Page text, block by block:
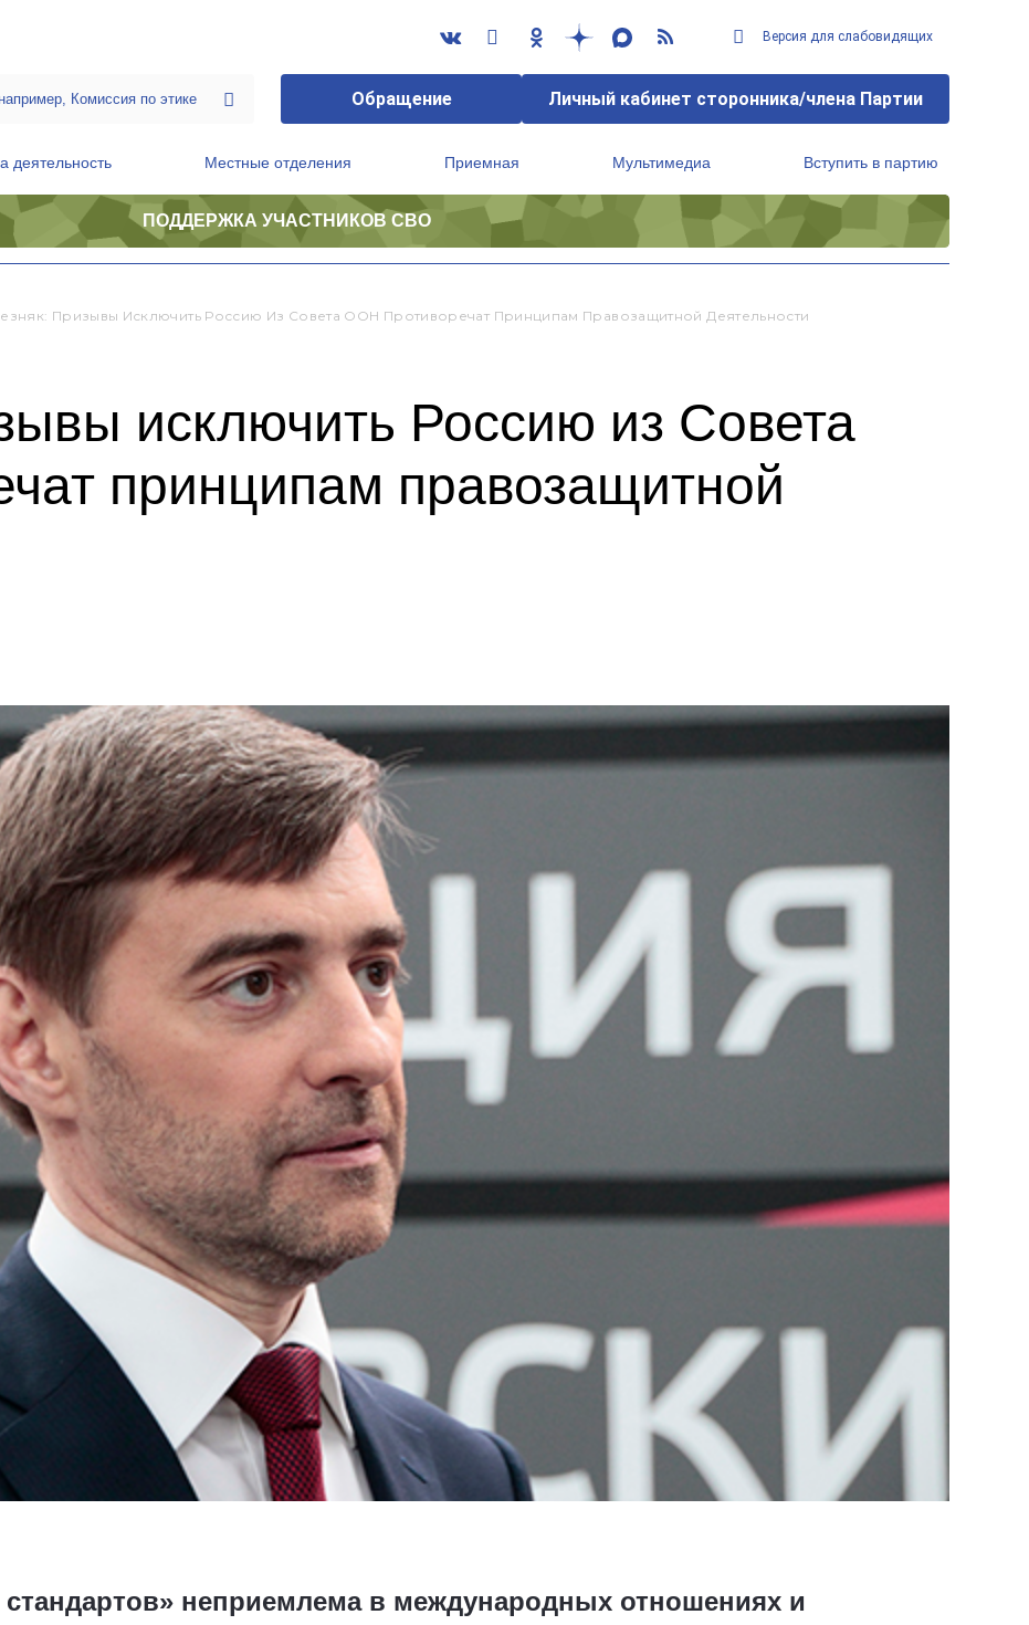
Версия для слабовидящих
Обращение Личный кабинет сторонника/члена Партии
деятельность Местные отделения Приемная Мультимедиа Вступить в партию
ПОДДЕРЖКА УЧАСТНИКОВ СВО
Призывы Исключить Россию Из Совета ООН Противоречат Принципам Правозащитной Деятельности
исключить Россию из Совета
принципам правозащитной
неприемлема в международных отношениях и